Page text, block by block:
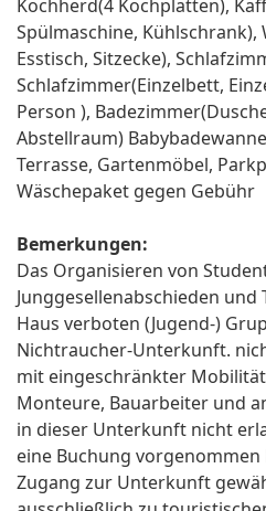
Kochherd(4 Kochplatten),
Spülmaschine, Kühlschrank),
Esstisch, Sitzecke),
Schlafzimmer(Einzelbett,
Person ),
Abstellraum)
Terrasse, Gartenmöbel,
Wäschepaket gegen Gebühr
Bemerkungen:
Das Organisieren von
Junggesellenabschieden
Haus verboten (Jugend-)
Nichtraucher-Unterkunft.
mit eingeschränkter
Monteure, Bauarbeiter und
in dieser Unterkunft nicht
eine Buchung
Zugang zur Unterkunft